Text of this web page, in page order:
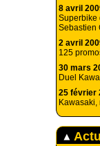
8 avril
Superbike
Sebastien
2 avril
125
30 mars
Duel
25 février